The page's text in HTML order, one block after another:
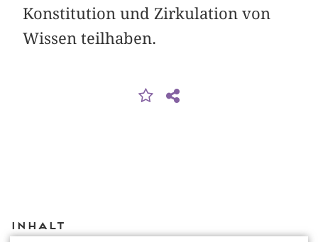
Konstitution und Zirkulation von
Wissen teilhaben.
Inhalt